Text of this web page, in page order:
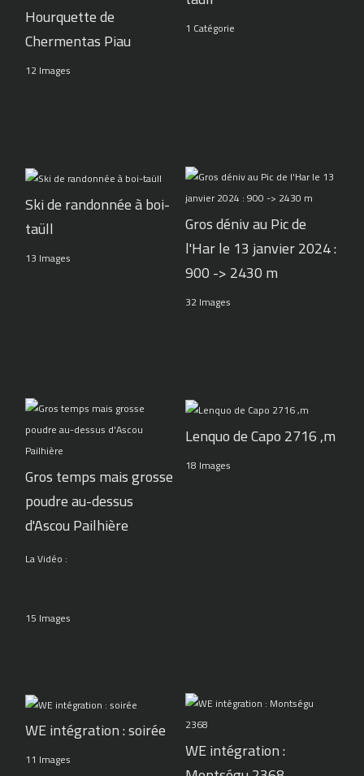
Hourquette de
Chermentas Piau
12 Images
1 Catégorie
Ski de randonnée à boi-
taüll
13 Images
Gros déniv au Pic de
l'Har le 13 janvier 2024 :
900 -> 2430 m
32 Images
Gros temps mais grosse
poudre au-dessus
d'Ascou Pailhière
La Vidéo :
15 Images
Lenquo de Capo 2716 ,m
18 Images
WE intégration : soirée
11 Images
WE intégration :